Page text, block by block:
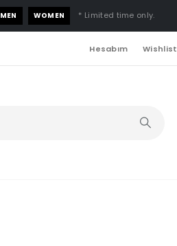
MEN WOMEN * Limited time only.
Hesabım Wishlist